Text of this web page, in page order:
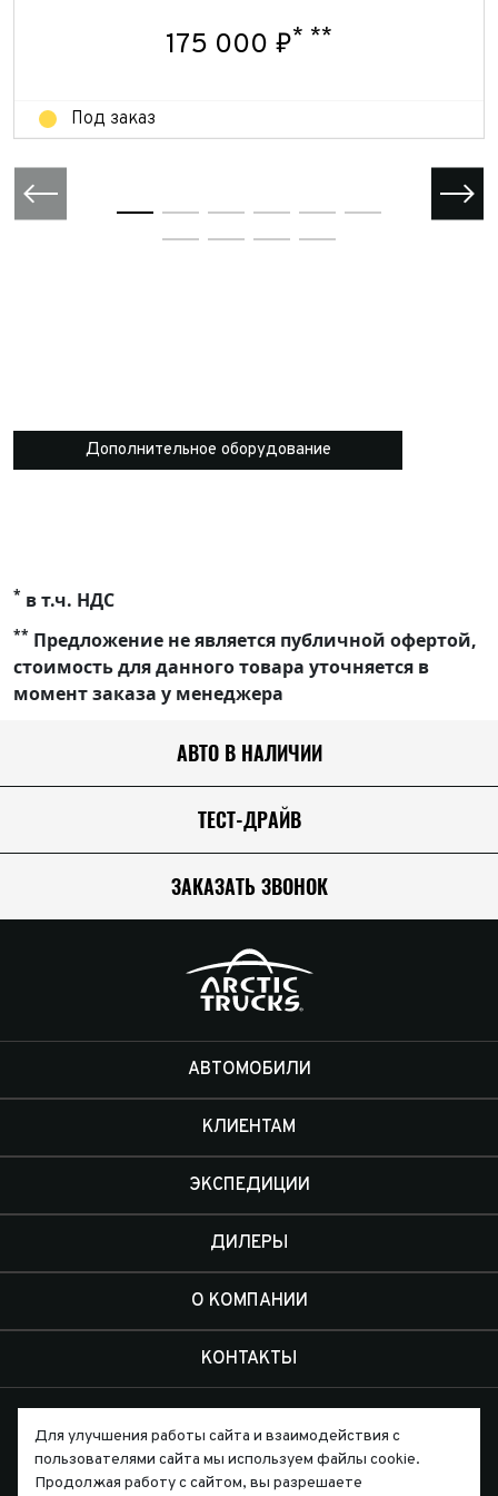
175 000 ₽* **
Под заказ
Дополнительное оборудование
* в т.ч. НДС
** Предложение не является публичной офертой,
стоимость для данного товара уточняется в
момент заказа у менеджера
АВТО В НАЛИЧИИ
ТЕСТ-ДРАЙВ
ЗАКАЗАТЬ ЗВОНОК
АВТОМОБИЛИ
КЛИЕНТАМ
ЭКСПЕДИЦИИ
ДИЛЕРЫ
О КОМПАНИИ
КОНТАКТЫ
Отправить
Для улучшения работы сайта и взаимодействия с
пользователями сайта мы используем файлы cookie.
Продолжая работу с сайтом, вы разрешаете